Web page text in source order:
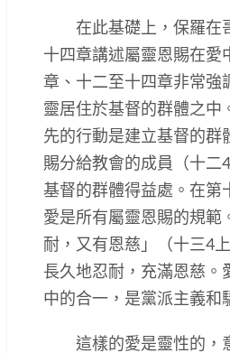
在此基礎上，保羅在
十四章講述屬靈恩賜在愛
章、十二至十四章非常強
靈居住於基督的群體之中
先的行動是建立基督的群
賜分給教會的成員（十二
基督的群體得益處。在第
愛是所有屬靈恩賜的規範
耐，又有恩慈」（十三4
長久地忍耐，充滿恩慈。
中的合一，是黨派主義和
這樣的愛是靈性的，